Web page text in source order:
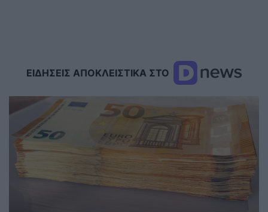
ΕΙΔΗΣΕΙΣ ΑΠΟΚΛΕΙΣΤΙΚΑ ΣΤΟ